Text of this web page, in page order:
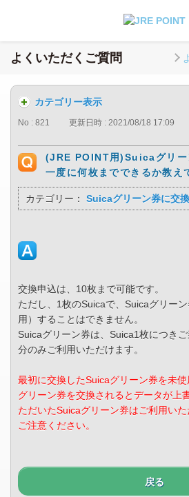
よくいただくご質問
カテゴリー表示
No : 821 更新日時 : 2021/08/18 17:09
(JRE POINT用)Suicaグリー
一度に何枚までできるか教え
カテゴリー： Suicaグリーン券に交
交換申込は、10枚まで可能です。
ただし、1枚のSuicaで、Suicaグリー
用）することはできません。
Suicaグリーン券は、Suica1枚につき
分のみご利用いただけます。
最初に交換したSuicaグリーン券を未
グリーン券を交換されるとデータが上
ただいたSuicaグリーン券はご利用い
ご注意ください。
戻る